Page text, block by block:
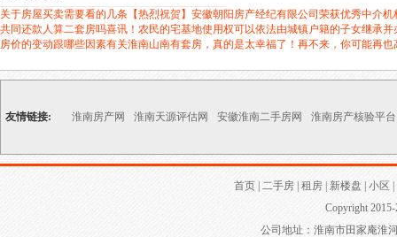
关于房屋买卖需要看的几条 【热烈祝贺】安徽朝阳房产经纪有限公司荣获优秀中介机
共同还款人算二套房吗喜讯！农民的宅基地使用权可以依法由城镇户籍的子女继承并
房价的变动跟哪些因素有关淮南山南有套房，真的是太幸福了！再不来，你可能再也
友情链接: 淮南房产网 淮南天源评估网 安徽淮南二手房网 淮南房产核验平台
首页 二手房 租房 新楼盘 小区
Copyright
公司地址：淮南市田家庵淮